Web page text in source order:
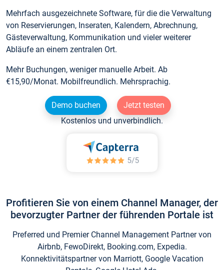
Mehrfach ausgezeichnete Software, für die die Verwaltung
von Reservierungen, Inseraten, Kalendern, Abrechnung,
Gästeverwaltung, Kommunikation und vieler weiterer
Abläufe an einem zentralen Ort.
Mehr Buchungen, weniger manuelle Arbeit. Ab
€15,90/Monat. Mobilfreundlich. Mehrsprachig.
Demo buchen
Jetzt testen
Kostenlos und unverbindlich.
Profitieren Sie von einem Channel Manager, der
bevorzugter Partner der führenden Portale ist
Preferred und Premier Channel Management Partner von
Airbnb, FewoDirekt, Booking.com, Expedia.
Konnektivitätspartner von Marriott, Google Vacation